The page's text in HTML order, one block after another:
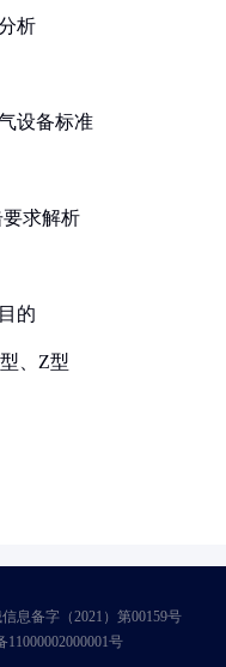
析
设备标准
要求解析
的
、Z型
息备字（2021）第00159号
11000002000001号